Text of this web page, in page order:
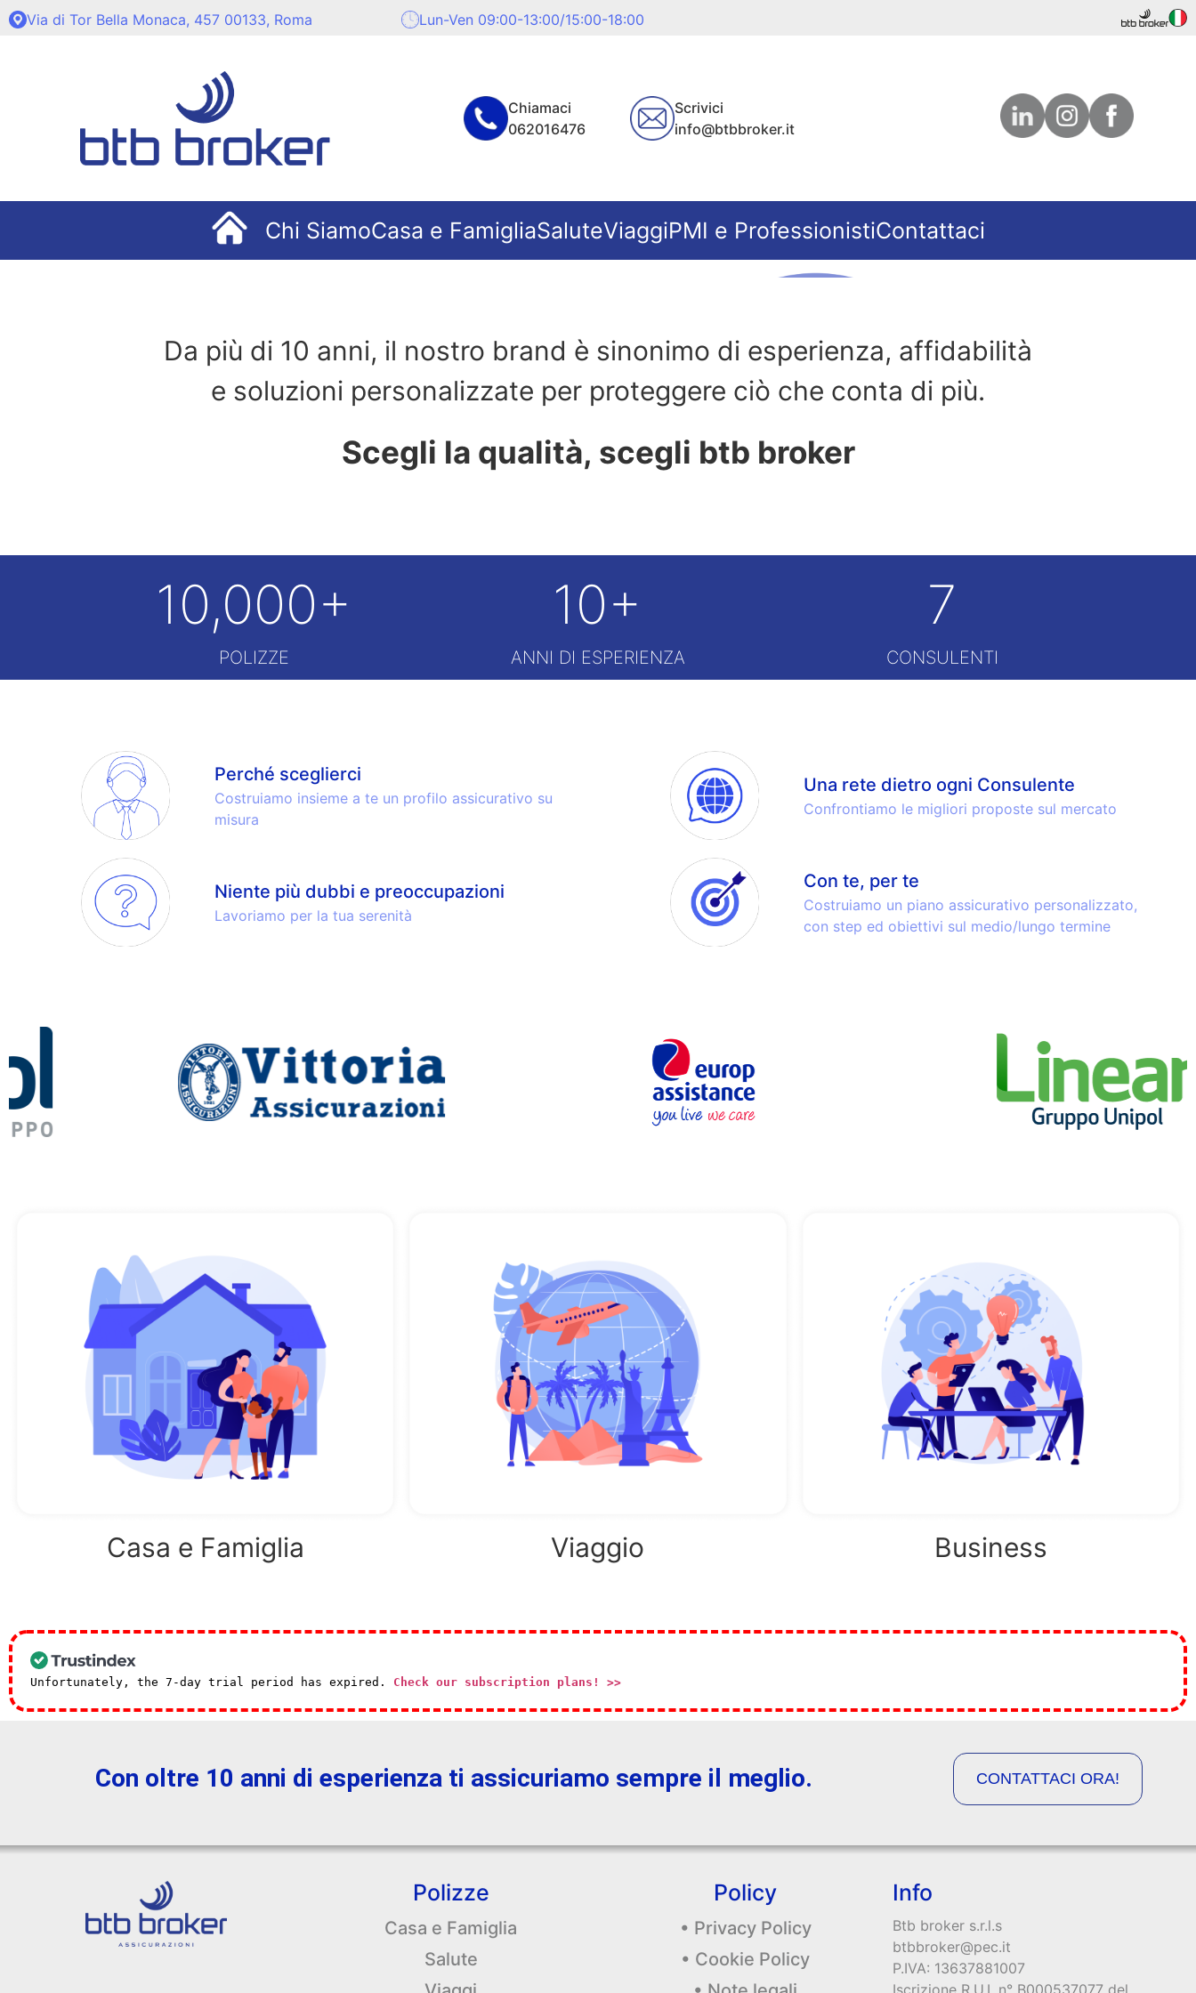
Via di Tor Bella Monaca, 457 00133, Roma Lun-Ven 09:00-13:00/15:00-18:00
Chiamaci
062016476
Scrivici
info@btbbroker.it
Chi SiamoCasa e FamigliaSaluteViaggiPMI e ProfessionistiContattaci
Da più di 10 anni, il nostro brand è sinonimo di esperienza, affidabilità
e soluzioni personalizzate per proteggere ciò che conta di più.
Scegli la qualità, scegli btb broker
10,000+
POLIZZE
10+
ANNI DI ESPERIENZA
7
CONSULENTI
Perché sceglierci
Costruiamo insieme a te un profilo assicurativo su
misura
Una rete dietro ogni Consulente
Confrontiamo le migliori proposte sul mercato
Niente più dubbi e preoccupazioni
Lavoriamo per la tua serenità
Con te, per te
Costruiamo un piano assicurativo personalizzato,
con step ed obiettivi sul medio/lungo termine
Casa e Famiglia Viaggio Business
Unfortunately, the 7-day trial period has expired. Check our subscription plans! >>
Con oltre 10 anni di esperienza ti assicuriamo sempre il meglio. CONTATTACI ORA!
Polizze
Casa e Famiglia
Salute
Policy
• Privacy Policy
• Cookie Policy
Info
Btb broker s.r.l.s
btbbroker@pec.it
P.IVA: 13637881007